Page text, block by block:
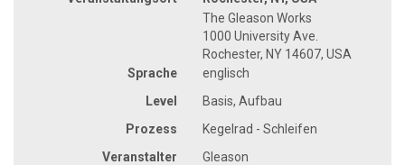
The Gleason Works
1000 University Ave.
Rochester, NY 14607, USA
Sprache
englisch
Level
Basis, Aufbau
Prozess
Kegelrad - Schleifen
Veranstalter
Gleason